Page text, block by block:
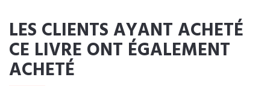
LES CLIENTS AYANT ACHETÉ
CE LIVRE ONT ÉGALEMENT
ACHETÉ